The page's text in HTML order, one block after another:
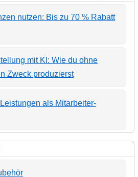
nutzen: Bis zu 70 % Rabatt
mit KI: Wie du ohne
Zweck produzierst
als Mitarbeiter-